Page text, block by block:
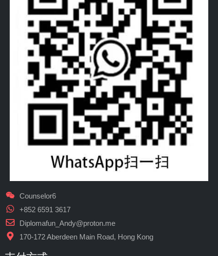
Counselor6
+852 6591 3617
Diplomafun_Andy@proton.me
170-172 Aberdeen Main Road, Hong Kong